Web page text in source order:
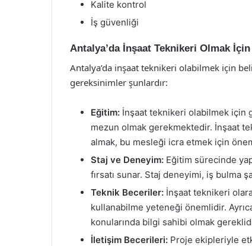
Kalite kontrol
İş güvenliği
Antalya’da İnşaat Teknikeri Olmak
Antalya’da inşaat teknikeri olabilmek için
gereksinimler şunlardır:
Eğitim: İnşaat teknikeri olabilmek için
mezun olmak gerekmektedir. İnşaat
almak, bu mesleği icra etmek için
Staj ve Deneyim: Eğitim sürecinde
fırsatı sunar. Staj deneyimi, iş bulma
Teknik Beceriler: İnşaat teknikeri
kullanabilme yeteneği önemlidir.
konularında bilgi sahibi olmak
İletişim Becerileri: Proje ekipleriyle